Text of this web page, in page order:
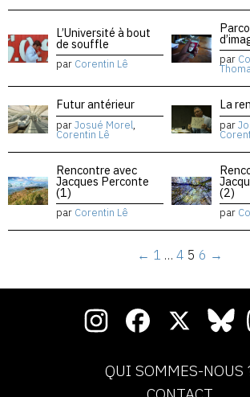
L’Université à bout
de souffle
par Corentin Lê par
Futur antérieur
parJosué Morel,
Corentin Lê
La
par
Rencontre avec
Jacques Perconte
(1)
par Corentin Lê
(2)
par
← 1 … 4 5 6 →
QUI SOMMES-NOUS